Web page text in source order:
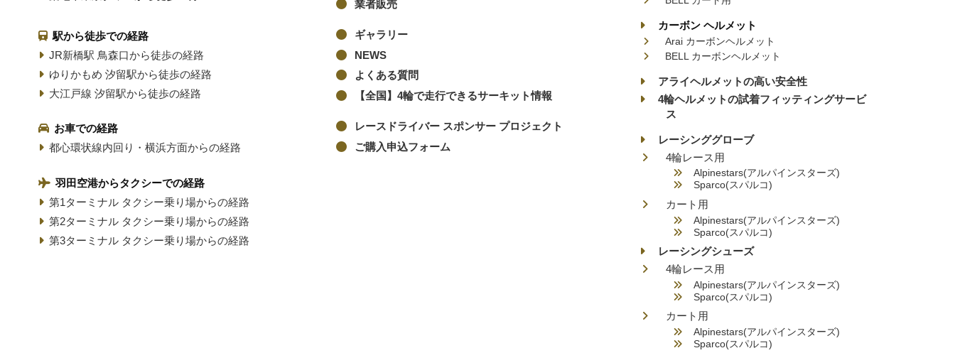
駅から徒歩での経路
JR新橋駅 鳥森口から徒歩の経路
ゆりかもめ 汐留駅から徒歩の経路
大江戸線 汐留駅から徒歩の経路
お車での経路
都心環状線内回り・横浜方面からの経路
羽田空港からタクシーでの経路
第1ターミナル タクシー乗り場からの経路
第2ターミナル タクシー乗り場からの経路
第3ターミナル タクシー乗り場からの経路
業者販売
ギャラリー
NEWS
よくある質問
【全国】4輪で走行できるサーキット情報
レースドライバー スポンサー プロジェクト
ご購入申込フォーム
カーボン ヘルメット
Arai カーボンヘルメット
BELL カーボンヘルメット
アライヘルメットの高い安全性
4輪ヘルメットの試着フィッティングサービ
ス
レーシンググローブ
4輪レース用
Alpinestars(アルパインスターズ)
Sparco(スパルコ)
カート用
Alpinestars(アルパインスターズ)
Sparco(スパルコ)
レーシングシューズ
4輪レース用
Alpinestars(アルパインスターズ)
Sparco(スパルコ)
カート用
Alpinestars(アルパインスターズ)
Sparco(スパルコ)